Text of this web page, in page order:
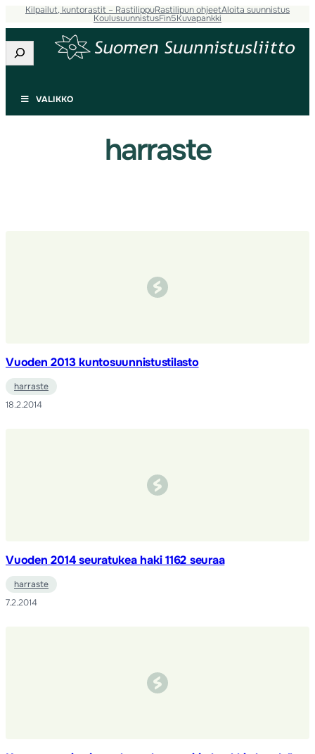
Siirry
sisältöön
Kilpailut, kuntorastit – RastilippuRastilipun ohjeetAloita suunnistus
KoulusuunnistusFin5Kuvapankki
Etsi
VALIKKO
harraste
Vuoden 2013 kuntosuunnistustilasto
harraste
18.2.2014
Vuoden 2014 seuratukea haki 1162 seuraa
harraste
7.2.2014